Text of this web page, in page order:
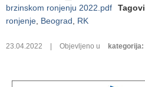
brzinskom ronjenju 2022.pdf
Tagovi
ronjenje Beograd RK
23.04.2022 | Objevljeno u kategorija: